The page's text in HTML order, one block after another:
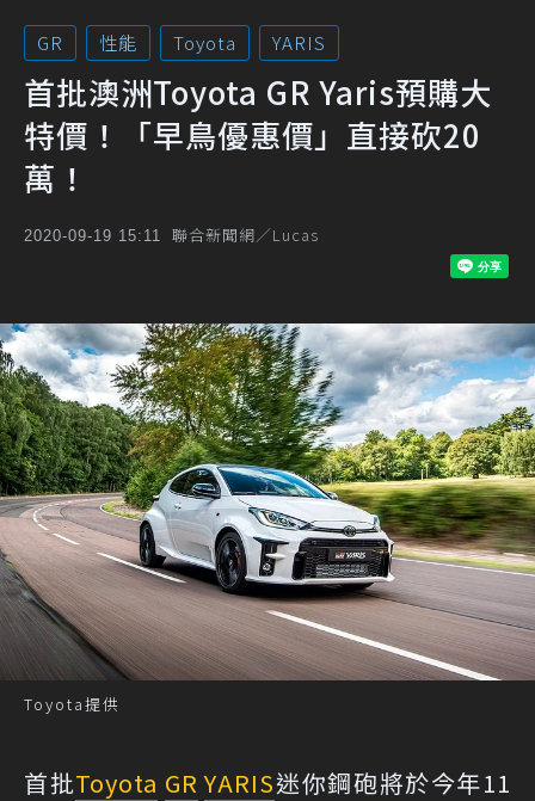
GR 性能 Toyota YARIS
首批澳洲Toyota GR Yaris預購大
特價！「早鳥優惠價」直接砍20
萬！
2020-09-19 15:11 聯合新聞網／Lucas
Toyota提供
首批Toyota GR YARIS迷你鋼砲將於今年11